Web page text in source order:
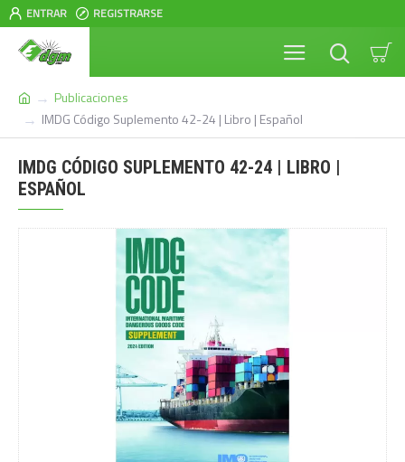
ENTRAR REGISTRARSE
Publicaciones
IMDG Código Suplemento 42-24 | Libro | Español
IMDG CÓDIGO SUPLEMENTO 42-24 | LIBRO |
ESPAÑOL